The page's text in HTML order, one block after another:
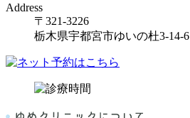
Address
〒321-3226
栃木県宇都宮市ゆいの杜3-14-6